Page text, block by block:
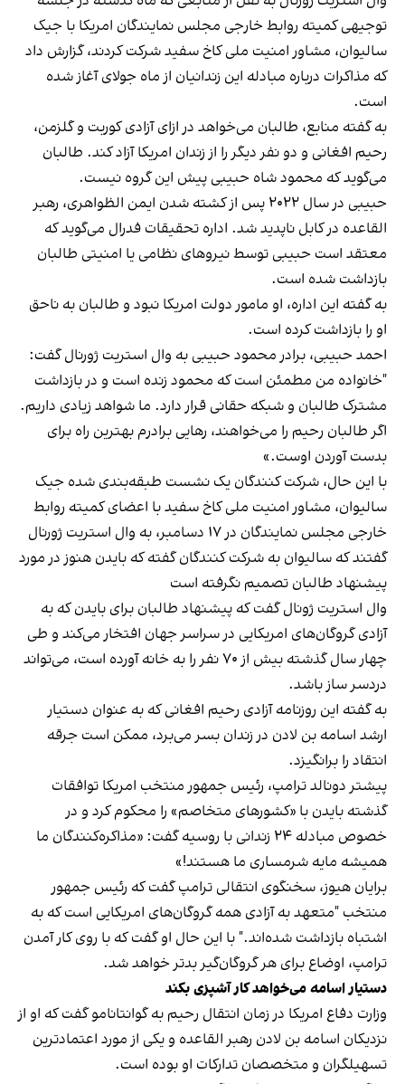
توجیهی کمیته روابط خارجی مجلس نمایندگان امریکا با جیک
سالیوان، مشاور امنیت ملی کاخ سفید شرکت کردند، گزارش داد
که مذاکرات درباره مبادله این زندانیان از ماه جولای آغاز شده
است.
به گفته منابع، طالبان می‌خواهد در ازای آزادی کوربت و گلزمن،
رحیم افغانی و دو نفر دیگر را از زندان امریکا آزاد کند. طالبان
می‌گوید که محمود شاه حبیبی پیش این گروه نیست.
حبیبی در سال ۲۰۲۲ پس از کشته شدن ایمن الظواهری، رهبر
القاعده در کابل ناپدید شد. اداره تحقیقات فدرال می‌گوید که
معتقد است حبیبی توسط نیروهای نظامی یا امنیتی طالبان
بازداشت شده است.
به گفته این اداره، او مامور دولت امریکا نبود و طالبان به ناحق
او را بازداشت کرده است.
احمد حبیبی، برادر محمود حبیبی به وال استریت ژورنال گفت:
"خانواده من مطمئن است که محمود زنده است و در بازداشت
مشترک طالبان و شبکه حقانی قرار دارد. ما شواهد زیادی داریم.
اگر طالبان رحیم را می‌خواهند، رهایی برادرم بهترین راه برای
بدست آوردن اوست.»
با این حال، شرکت کنندگان یک نشست طبقه‌بندی شده جیک
سالیوان، مشاور امنیت ملی کاخ سفید با اعضای کمیته روابط
خارجی مجلس نمایندگان در ۱۷ دسامبر، به وال استریت ژورنال
گفتند که سالیوان به شرکت کنندگان گفته که بایدن هنوز در مورد
پیشنهاد طالبان تصمیم نگرفته است
وال استریت ژونال گفت که پیشنهاد طالبان برای بایدن که به
آزادی گروگان‌های امریکایی در سراسر جهان افتخار می‌کند و طی
چهار سال گذشته بیش از ۷۰ نفر را به خانه آورده است، می‌تواند
دردسر ساز باشد.
به گفته این روزنامه آزادی رحیم افغانی که به عنوان دستیار
ارشد اسامه بن لادن در زندان بسر می‌برد، ممکن است جرقه
انتقاد را برانگیزد.
پیشتر دونالد ترامپ، رئیس جمهور منتخب امریکا توافقات
گذشته بایدن با «کشورهای متخاصم» را محکوم کرد و در
خصوص مبادله ۲۴ زندانی با روسیه گفت: «مذاکره‌کنندگان ما
همیشه مایه شرمساری ما هستند!»
برایان هیوز، سخنگوی انتقالی ترامپ گفت که رئیس جمهور
منتخب "متعهد به آزادی همه گروگان‌های امریکایی است که به
اشتباه بازداشت شده‌اند." با این حال او گفت که با روی کار آمدن
ترامپ، اوضاع برای هر گروگان‌گیر بدتر خواهد شد.
دستیار اسامه می‌خواهد کار آشپزی بکند
وزارت دفاع امریکا در زمان انتقال رحیم به گوانتانامو گفت که او از
نزدیکان اسامه بن لادن رهبر القاعده و یکی از مورد اعتمادترین
تسهیلگران و متخصصان تدارکات او بوده است.